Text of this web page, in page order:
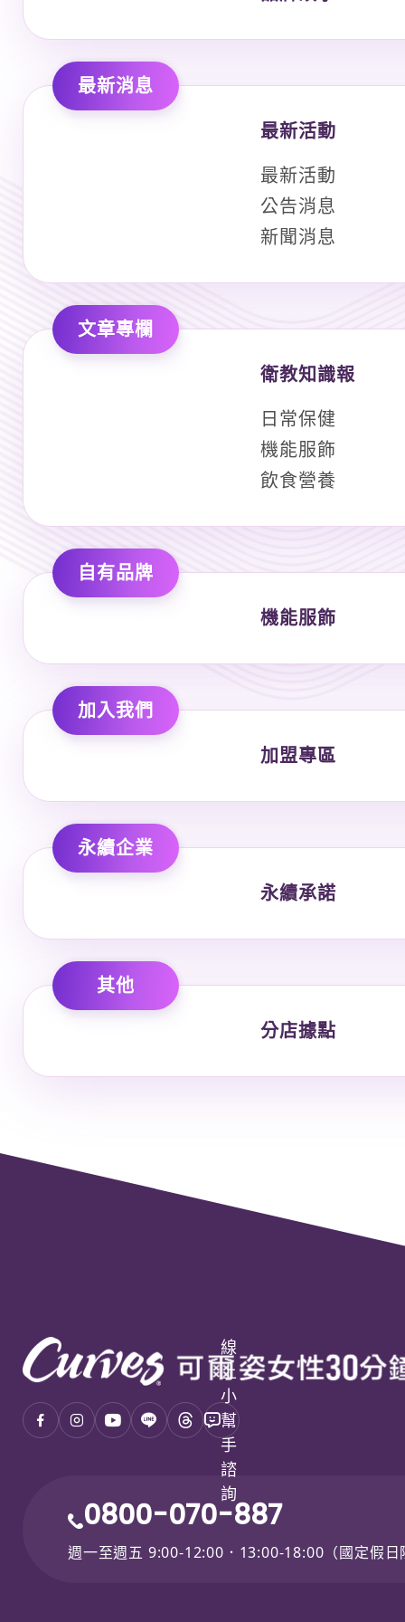
最新消息
最新活動
最新活動
公告消息
新聞消息
文章專欄
衛教知識報
日常保健
機能服飾
飲食營養
自有品牌
機能服飾
加入我們
加盟專區
永續企業
永續承諾
其他
分店據點
線
上
小
幫
手
諮
詢
0800-070-887
週一至週五 9:00-12:00．13:00-18:00（國定假日